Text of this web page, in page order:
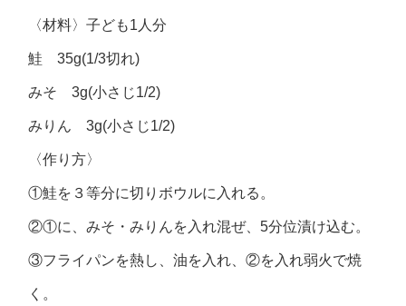
〈材料〉子ども1人分
鮭 35g(1/3切れ)
みそ 3g(小さじ1/2)
みりん 3g(小さじ1/2)
〈作り方〉
①鮭を３等分に切りボウルに入れる。
②①に、みそ・みりんを入れ混ぜ、5分位漬け込む。
③フライパンを熱し、油を入れ、②を入れ弱火で焼
く。